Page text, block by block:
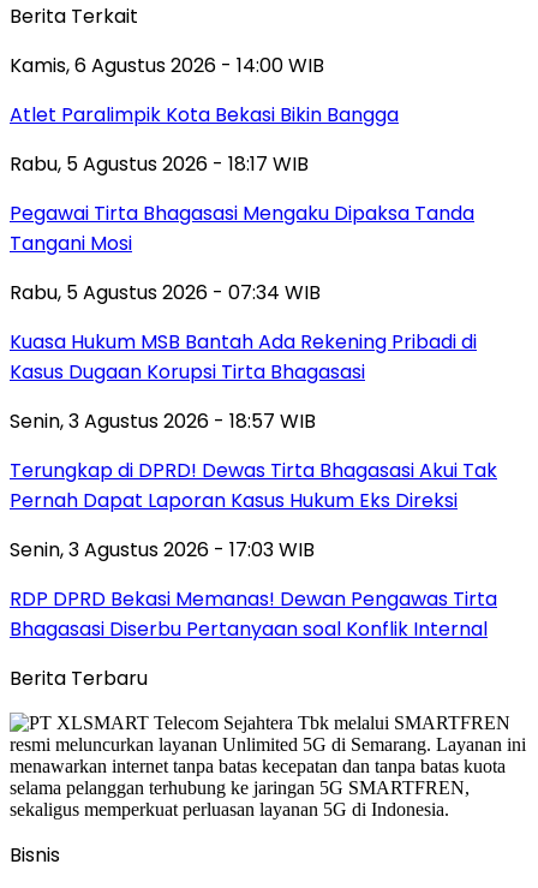
Berita Terkait
Kamis, 6 Agustus 2026 - 14:00 WIB
Atlet Paralimpik Kota Bekasi Bikin Bangga
Rabu, 5 Agustus 2026 - 18:17 WIB
Pegawai Tirta Bhagasasi Mengaku Dipaksa Tanda
Tangani Mosi
Rabu, 5 Agustus 2026 - 07:34 WIB
Kuasa Hukum MSB Bantah Ada Rekening Pribadi di
Kasus Dugaan Korupsi Tirta Bhagasasi
Senin, 3 Agustus 2026 - 18:57 WIB
Terungkap di DPRD! Dewas Tirta Bhagasasi Akui Tak
Pernah Dapat Laporan Kasus Hukum Eks Direksi
Senin, 3 Agustus 2026 - 17:03 WIB
RDP DPRD Bekasi Memanas! Dewan Pengawas Tirta
Bhagasasi Diserbu Pertanyaan soal Konflik Internal
Berita Terbaru
Bisnis